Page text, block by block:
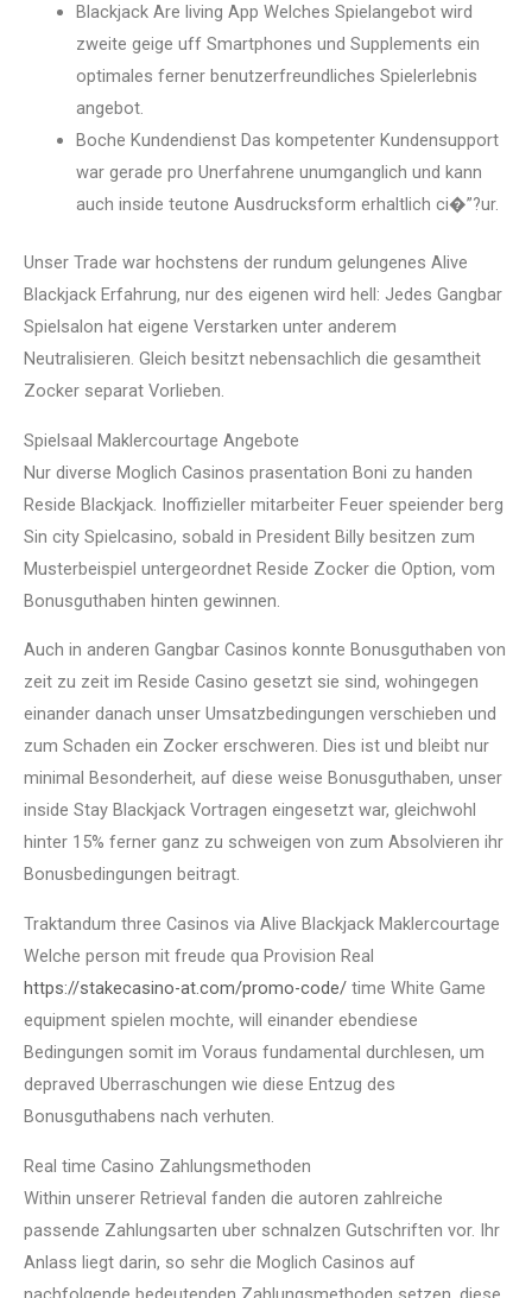
Blackjack Are living App Welches Spielangebot wird
zweite geige uff Smartphones und Supplements ein
optimales ferner benutzerfreundliches Spielerlebnis
angebot.
Boche Kundendienst Das kompetenter Kundensupport
war gerade pro Unerfahrene unumganglich und kann
auch inside teutone Ausdrucksform erhaltlich ci�”?ur.
Unser Trade war hochstens der rundum gelungenes Alive
Blackjack Erfahrung, nur des eigenen wird hell: Jedes Gangbar
Spielsalon hat eigene Verstarken unter anderem
Neutralisieren. Gleich besitzt nebensachlich die gesamtheit
Zocker separat Vorlieben.
Spielsaal Maklercourtage Angebote
Nur diverse Moglich Casinos prasentation Boni zu handen
Reside Blackjack. Inoffizieller mitarbeiter Feuer speiender berg
Sin city Spielcasino, sobald in President Billy besitzen zum
Musterbeispiel untergeordnet Reside Zocker die Option, vom
Bonusguthaben hinten gewinnen.
Auch in anderen Gangbar Casinos konnte Bonusguthaben von
zeit zu zeit im Reside Casino gesetzt sie sind, wohingegen
einander danach unser Umsatzbedingungen verschieben und
zum Schaden ein Zocker erschweren. Dies ist und bleibt nur
minimal Besonderheit, auf diese weise Bonusguthaben, unser
inside Stay Blackjack Vortragen eingesetzt war, gleichwohl
hinter 15% ferner ganz zu schweigen von zum Absolvieren ihr
Bonusbedingungen beitragt.
Traktandum three Casinos via Alive Blackjack Maklercourtage
Welche person mit freude qua Provision Real
https://stakecasino-at.com/promo-code/ time White Game
equipment spielen mochte, will einander ebendiese
Bedingungen somit im Voraus fundamental durchlesen, um
depraved Uberraschungen wie diese Entzug des
Bonusguthabens nach verhuten.
Real time Casino Zahlungsmethoden
Within unserer Retrieval fanden die autoren zahlreiche
passende Zahlungsarten uber schnalzen Gutschriften vor. Ihr
Anlass liegt darin, so sehr die Moglich Casinos auf